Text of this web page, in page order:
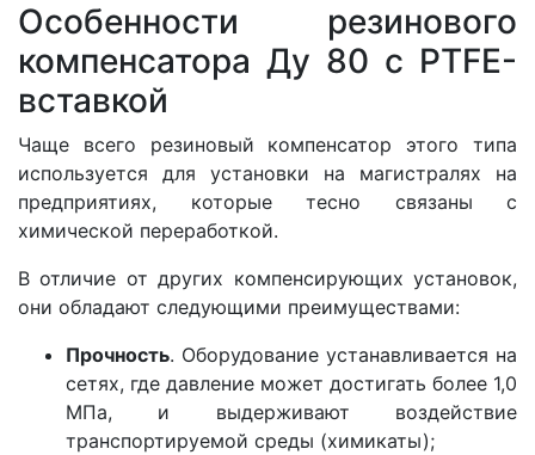
Особенности резинового
компенсатора Ду 80 c PTFE-
вставкой
Чаще всего резиновый компенсатор этого типа
используется для установки на магистралях на
предприятиях, которые тесно связаны с
химической переработкой.
В отличие от других компенсирующих установок,
они обладают следующими преимуществами:
Прочность. Оборудование устанавливается на
сетях, где давление может достигать более 1,0
МПа, и выдерживают воздействие
транспортируемой среды (химикаты);